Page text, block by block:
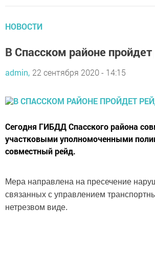
НОВОСТИ
В Спасском районе
admin, 22 сентября 2020 - 14:15
Сегодня ГИБДД Спасского района
участковыми уполномоченными
совместный рейд.
Мера направлена на пресечение
связанных с управлением
нетрезвом виде.